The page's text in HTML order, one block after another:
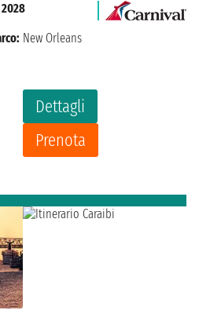
Dettagli
Prenota
2028
New Orleans